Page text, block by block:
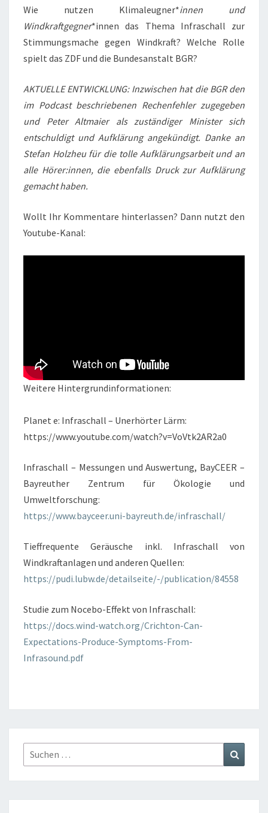
Wie nutzen Klimaleugner*innen und
Windkraftgegner*innen das Thema Infraschall zur
Stimmungsmache gegen Windkraft? Welche Rolle
spielt das ZDF und die Bundesanstalt BGR?
AKTUELLE ENTWICKLUNG: Inzwischen hat die BGR den
im Podcast beschriebenen Rechenfehler zugegeben
und Peter Altmaier als zuständiger Minister sich
entschuldigt und Aufklärung angekündigt. Danke an
Stefan Holzheu für die tolle Aufklärungsarbeit und an
alle Hörer:innen, die ebenfalls Druck zur Aufklärung
gemacht haben.
Wollt Ihr Kommentare hinterlassen? Dann nutzt den
Youtube-Kanal:
Weitere Hintergrundinformationen:
Planet e: Infraschall – Unerhörter Lärm:
https://www.youtube.com/watch?v=VoVtk2AR2a0
Infraschall – Messungen und Auswertung, BayCEER –
Bayreuther Zentrum für Ökologie und
Umweltforschung:
https://www.bayceer.uni-bayreuth.de/infraschall/
Tieffrequente Geräusche inkl. Infraschall von
Windkraftanlagen und anderen Quellen:
https://pudi.lubw.de/detailseite/-/publication/84558
Studie zum Nocebo-Effekt von Infraschall:
https://docs.wind-watch.org/Crichton-Can-
Expectations-Produce-Symptoms-From-
Infrasound.pdf
Suchen
nach: